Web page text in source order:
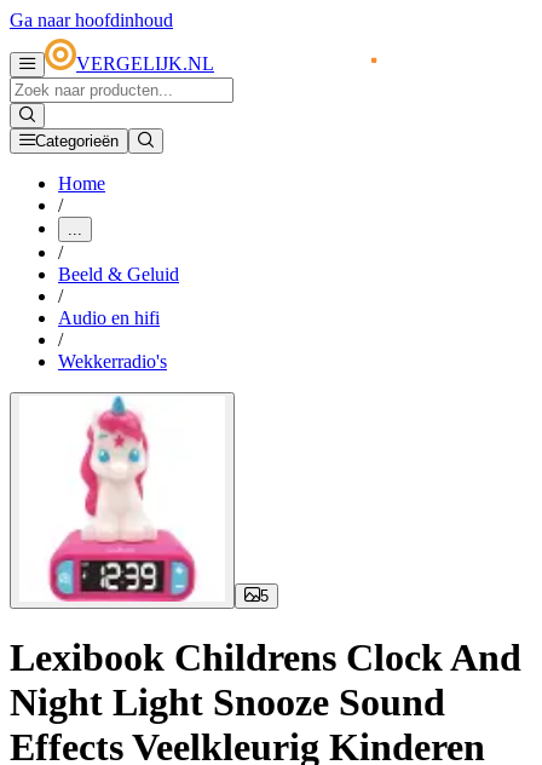
Ga naar hoofdinhoud
VERGELIJK.NL
Categorieën
Home
/
...
/
Beeld & Geluid
/
Audio en hifi
/
Wekkerradio's
5
Lexibook Childrens Clock And
Night Light Snooze Sound
Effects Veelkleurig Kinderen